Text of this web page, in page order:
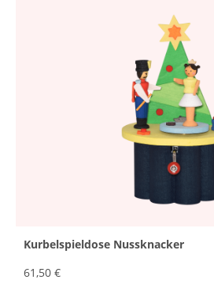
Kurbelspieldose Nussknacker
61,50 €